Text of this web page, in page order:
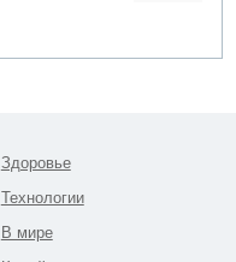
Здоровье
Технологии
В мире